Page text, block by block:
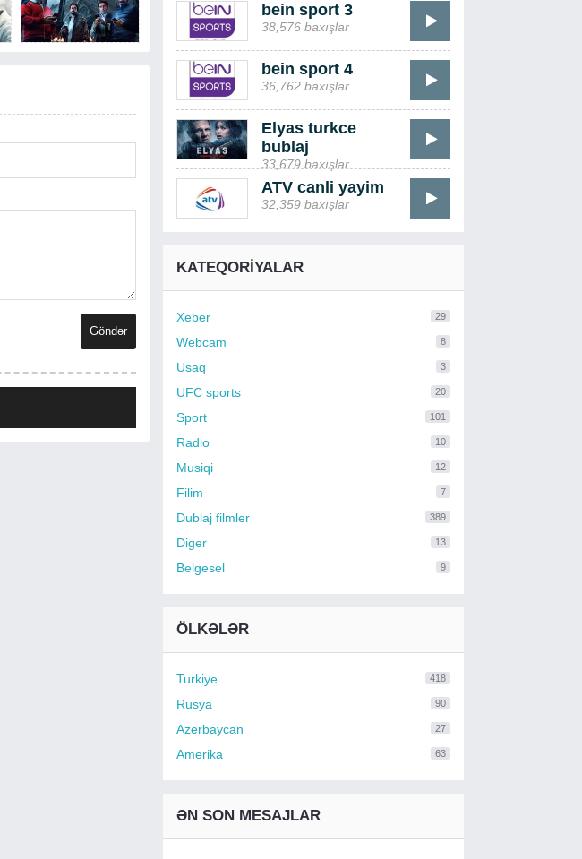
bein sport 3
38,576 baxışlar
bein sport 4
36,762 baxışlar
Elyas turkce
bublaj
33,679 baxışlar
ATV canli yayim
32,359 baxışlar
KATEQORIYALAR
Xeber 29
Webcam 8
Usaq 3
UFC sports 20
Sport 101
Radio 10
Musiqi 12
Filim 7
Dublaj filmler 389
Diger 13
Belgesel 9
ÖLKƏLƏR
Turkiye 418
Rusya 90
Azerbaycan 27
Amerika 63
ƏN SON MESAJLAR